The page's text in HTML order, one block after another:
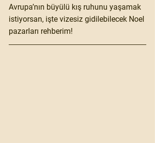
Avrupa’nın büyülü kış ruhunu yaşamak
istiyorsan, işte vizesiz gidilebilecek Noel
pazarları rehberim!